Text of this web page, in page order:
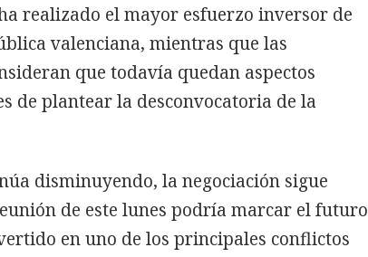
realizado el mayor esfuerzo inversor de
valenciana, mientras que las
que todavía quedan aspectos
de plantear la desconvocatoria de la
disminuyendo, la negociación sigue
de este lunes podría marcar el futuro
en uno de los principales conflictos